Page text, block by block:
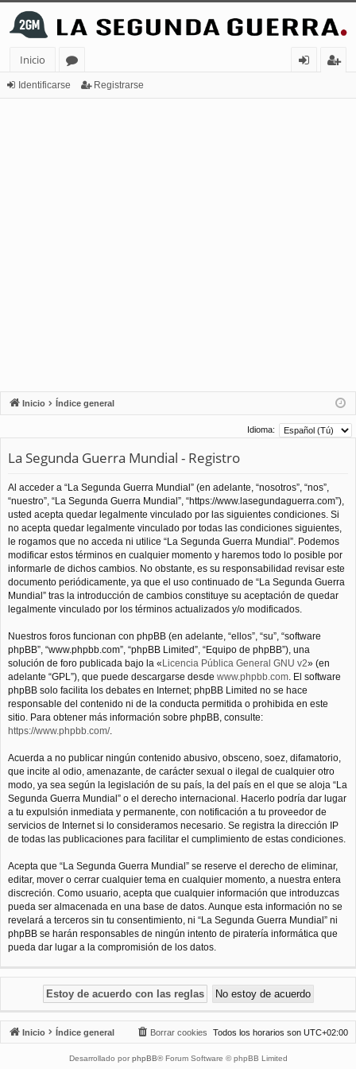
Inicio
or
Identificarse Registrarse
Inicio Índice general
Idioma:
La Segunda Guerra Mundial - Registro
Al acceder a “La Segunda Guerra Mundial” (en adelante, “nosotros”, “nos”,
“nuestro”, “La Segunda Guerra Mundial”, “https://www.lasegundaguerra.com”),
usted acepta quedar legalmente vinculado por las siguientes condiciones. Si
no acepta quedar legalmente vinculado por todas las condiciones siguientes,
le rogamos que no acceda ni utilice “La Segunda Guerra Mundial”. Podemos
modificar estos términos en cualquier momento y haremos todo lo posible por
informarle de dichos cambios. No obstante, es su responsabilidad revisar este
documento periódicamente, ya que el uso continuado de “La Segunda Guerra
Mundial” tras la introducción de cambios constituye su aceptación de quedar
legalmente vinculado por los términos actualizados y/o modificados.
Nuestros foros funcionan con phpBB (en adelante, “ellos”, “su”, “software
phpBB”, “www.phpbb.com”, “phpBB Limited”, “Equipo de phpBB”), una
solución de foro publicada bajo la «Licencia Pública General GNU v2» (en
adelante “GPL”), que puede descargarse desde www.phpbb.com. El software
phpBB solo facilita los debates en Internet; phpBB Limited no se hace
responsable del contenido ni de la conducta permitida o prohibida en este
sitio. Para obtener más información sobre phpBB, consulte:
https://www.phpbb.com/.
Acuerda a no publicar ningún contenido abusivo, obsceno, soez, difamatorio,
que incite al odio, amenazante, de carácter sexual o ilegal de cualquier otro
modo, ya sea según la legislación de su país, la del país en el que se aloja “La
Segunda Guerra Mundial” o el derecho internacional. Hacerlo podría dar lugar
a tu expulsión inmediata y permanente, con notificación a tu proveedor de
servicios de Internet si lo consideramos necesario. Se registra la dirección IP
de todas las publicaciones para facilitar el cumplimiento de estas condiciones.
Acepta que “La Segunda Guerra Mundial” se reserve el derecho de eliminar,
editar, mover o cerrar cualquier tema en cualquier momento, a nuestra entera
discreción. Como usuario, acepta que cualquier información que introduzcas
pueda ser almacenada en una base de datos. Aunque esta información no se
revelará a terceros sin tu consentimiento, ni “La Segunda Guerra Mundial” ni
phpBB se harán responsables de ningún intento de piratería informática que
pueda dar lugar a la compromisión de los datos.
Inicio Índice general Todos los horarios son UTC+02:00
Borrar cookies
Desarrollado por phpBB® Forum Software © phpBB Limited